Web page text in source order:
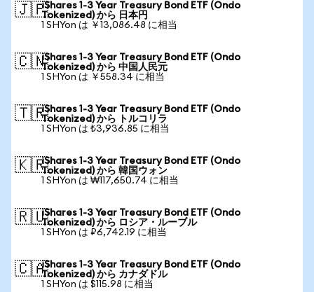
🇯🇵iShares 1-3 Year Treasury Bond ETF (Ondo
Tokenized) から 日本円
1 SHYon は ￥13,086.48 に相当
🇨🇳iShares 1-3 Year Treasury Bond ETF (Ondo
Tokenized) から 中国人民元
1 SHYon は ￥558.34 に相当
🇹🇷iShares 1-3 Year Treasury Bond ETF (Ondo
Tokenized) から トルコリラ
1 SHYon は ₺3,936.85 に相当
🇰🇷iShares 1-3 Year Treasury Bond ETF (Ondo
Tokenized) から 韓国ウォン
1 SHYon は ₩117,650.74 に相当
🇷🇺iShares 1-3 Year Treasury Bond ETF (Ondo
Tokenized) から ロシア・ルーブル
1 SHYon は ₽6,742.19 に相当
🇨🇦iShares 1-3 Year Treasury Bond ETF (Ondo
Tokenized) から カナダドル
1 SHYon は $115.98 に相当